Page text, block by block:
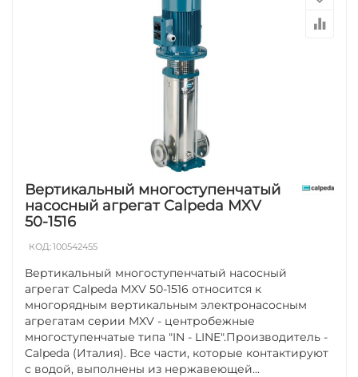
Вертикальный многоступенчатый
насосный агрегат Calpeda MXV
50-1516
КОД:100542455
Вертикальный многоступенчатый насосный
агрегат Calpeda MXV 50-1516 относится к
многорядным вертикальным электронасосным
агрегатам серии MXV - центробежные
многоступенчатые типа "IN - LINE".Производитель -
Calpeda (Италия). Все части, которые контактируют
с водой, выполнены из нержавеющей...